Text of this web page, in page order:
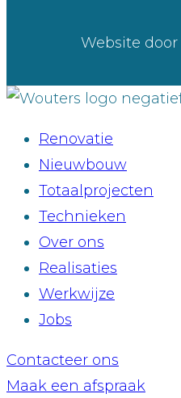
Website door
Renovatie
Nieuwbouw
Totaalprojecten
Technieken
Over ons
Realisaties
Werkwijze
Jobs
Contacteer ons
Maak een afspraak